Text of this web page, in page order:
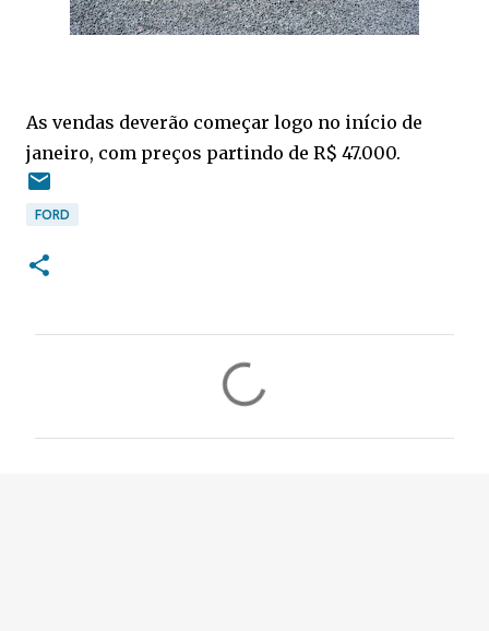
As vendas deverão começar logo no início de
janeiro, com preços partindo de R$ 47.000.
FORD
m